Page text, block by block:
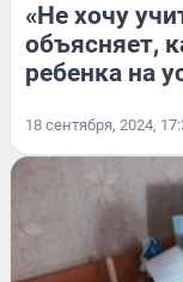
«Не хочу
объясняет,
ребенка на
18 сентября, 2024,